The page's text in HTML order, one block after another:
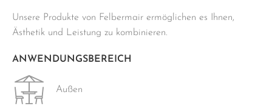
Unsere Produkte von Felbermair ermöglichen es Ihnen,
Ästhetik und Leistung zu kombinieren.
ANWENDUNGSBEREICH
Außen